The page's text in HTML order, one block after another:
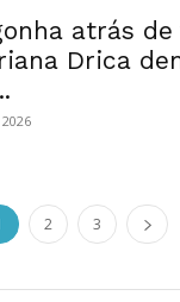
atrás de
Drica
2 3